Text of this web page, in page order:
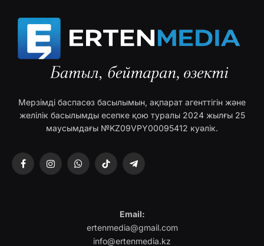
Мерзімді баспасөз басылымын, ақпарат агенттігін және
желілік басылымды есепке қою туралы 2024 жылғы 25
маусымдағы №KZ09VPY00095412 куәлік.
FacebookInstagramWhatsAppTikTok Telegram
Email:
ertenmedia@gmail.com
info@ertenmedia.kz